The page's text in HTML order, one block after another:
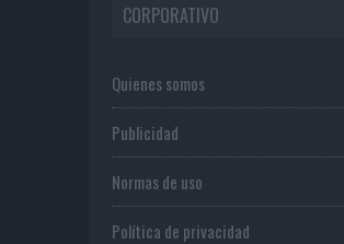
CORPORATIVO
Quienes somos
Publicidad
Normas de uso
Política de privacidad